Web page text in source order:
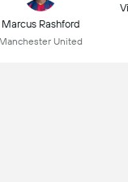
Marcus Rashford
Manchester United